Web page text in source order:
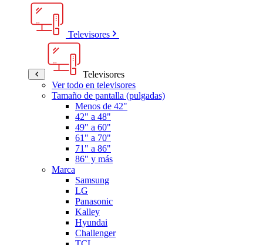
Televisores
Televisores
Ver todo en televisores
Tamaño de pantalla (pulgadas)
Menos de 42"
42" a 48"
49" a 60"
61" a 70"
71" a 86"
86" y más
Marca
Samsung
LG
Panasonic
Kalley
Hyundai
Challenger